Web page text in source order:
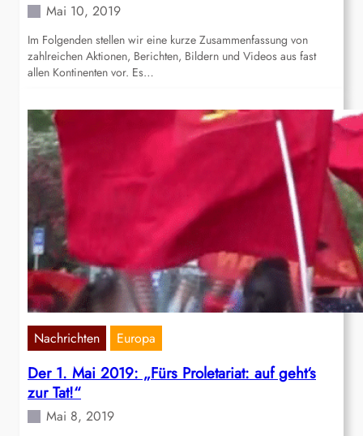
Mai 10, 2019
Im Folgenden stellen wir eine kurze Zusammenfassung von
zahlreichen Aktionen, Berichten, Bildern und Videos aus fast
allen Kontinenten vor. Es…
Nachrichten Europa
Der 1. Mai 2019: „Fürs Proletariat: auf geht‘s
zur Tat!“
Mai 8, 2019